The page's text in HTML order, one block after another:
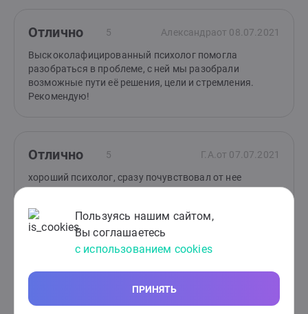
Пользуясь нашим сайтом,
Вы соглашаетесь
с использованием cookies
ПРИНЯТЬ
Отлично 5 Александраот 08.07.2021
Выскоколафицированный психолог помогла
разобраться в проблеме, с ней мы разобрали
возможные пути её решения, цели и стремления.
Рекомендую!
Отлично 5 Г.А.от 07.07.2021
хороший психолог, сразу почувствовал от нее
поддержку. научила справляться с моей тревогой по
пробежался глазами и нашел ответ на один давний
вопрос...